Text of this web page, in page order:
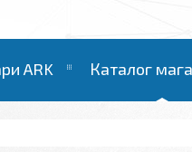
ARK Каталог